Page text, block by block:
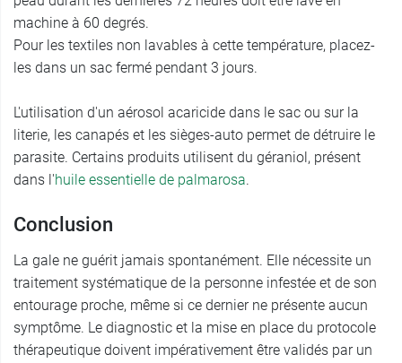
machine à 60 degrés.
Pour les textiles non lavables à cette température, placez-
les dans un sac fermé pendant 3 jours.
L'utilisation d'un aérosol acaricide dans le sac ou sur la
literie, les canapés et les sièges-auto permet de détruire le
parasite. Certains produits utilisent du géraniol, présent
dans l'huile essentielle de palmarosa.
Conclusion
La gale ne guérit jamais spontanément. Elle nécessite un
traitement systématique de la personne infestée et de son
entourage proche, même si ce dernier ne présente aucun
symptôme. Le diagnostic et la mise en place du protocole
thérapeutique doivent impérativement être validés par un